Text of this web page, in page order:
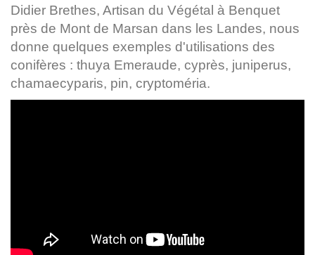
Didier Brethes, Artisan du Végétal à Benquet
près de Mont de Marsan dans les Landes, nous
donne quelques exemples d'utilisations des
conifères : thuya Emeraude, cyprès, juniperus,
chamaecyparis, pin, cryptoméria.